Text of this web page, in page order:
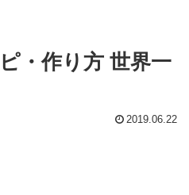
・作り方 世界一
2019.06.22